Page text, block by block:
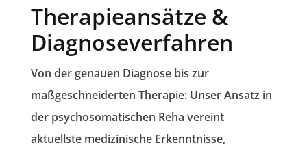
Therapieansätze &
Diagnoseverfahren
Von der genauen Diagnose bis zur
maßgeschneiderten Therapie: Unser Ansatz in
der psychosomatischen Reha vereint
aktuellste medizinische Erkenntnisse,